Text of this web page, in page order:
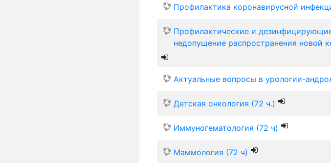
Профилактика коронавирусной
Профилактические и
недопущение распространения новой
Актуальные вопросы в урологии-
Детская онкология (72 ч.)
Иммуногематология (72 ч)
Маммология (72 ч)